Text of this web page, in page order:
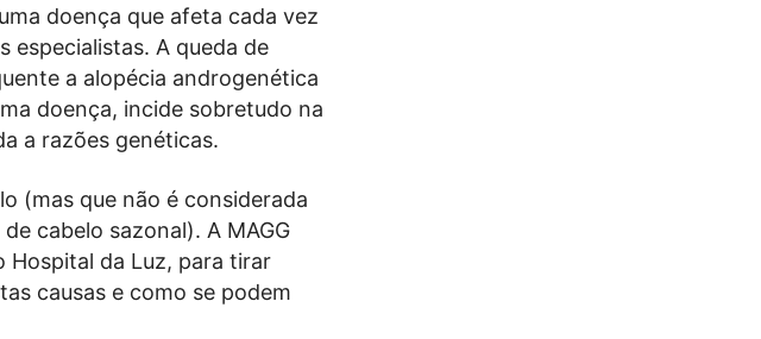
doença que afeta cada vez
especialistas. A queda de
a alopécia androgenética
doença, incide sobretudo na
a razões genéticas.
(mas que não é considerada
cabelo sazonal). A MAGG
Hospital da Luz, para tirar
causas e como se podem